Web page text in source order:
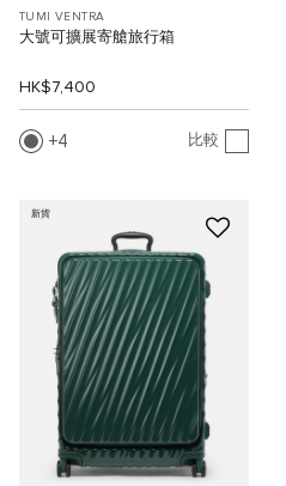
TUMI VENTRA
大號可擴展寄艙旅行箱
HK$7,400
4 比較
新貨